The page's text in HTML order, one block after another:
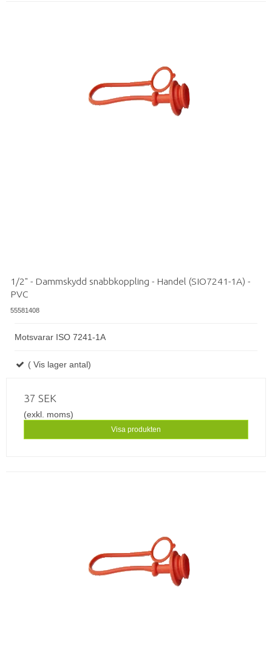
1/2" - Dammskydd snabbkoppling - Handel (SIO7241-1A) -
PVC
55581408
Motsvarar ISO 7241-1A
( Vis lager antal)
37 SEK
(exkl. moms)
Visa produkten